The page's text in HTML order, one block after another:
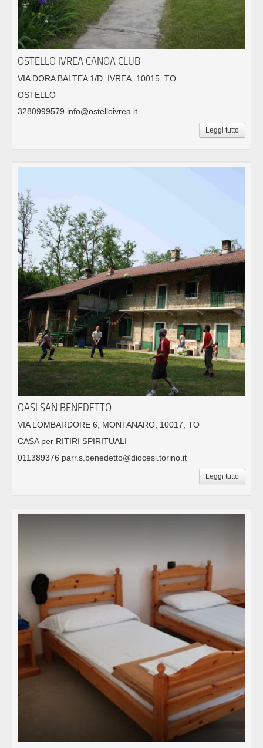
OSTELLO IVREA CANOA CLUB
VIA DORA BALTEA 1/D, IVREA, 10015, TO
OSTELLO
3280999579 info@ostelloivrea.it
Leggi tutto
OASI SAN BENEDETTO
VIA LOMBARDORE 6, MONTANARO, 10017, TO
CASA per RITIRI SPIRITUALI
011389376 parr.s.benedetto@diocesi.torino.it
Leggi tutto